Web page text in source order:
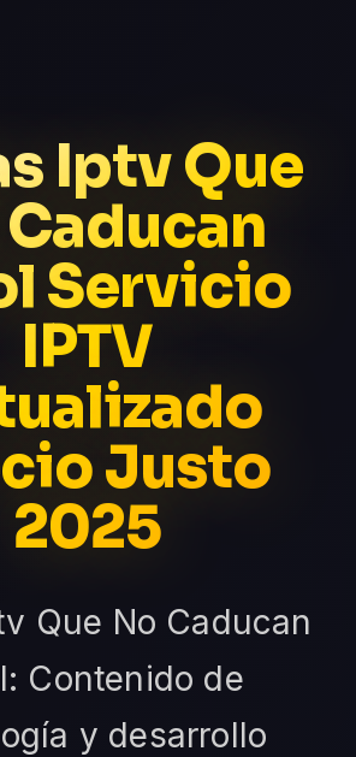
Iptv Que
Servicio
IPTV
Justo
2025
Que No Caducan
Contenido de
y desarrollo